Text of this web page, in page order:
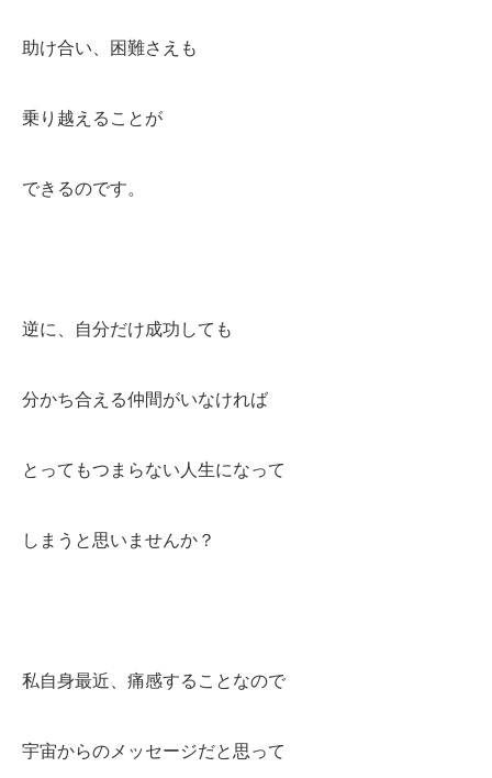
助け合い、困難さえも
乗り越えることが
できるのです。
逆に、自分だけ成功しても
分かち合える仲間がいなければ
とってもつまらない人生になって
しまうと思いませんか？
私自身最近、痛感することなので
宇宙からのメッセージだと思って